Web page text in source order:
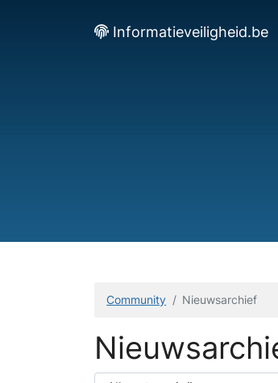
Informatieveiligheid.be
Community Nieuwsarchief